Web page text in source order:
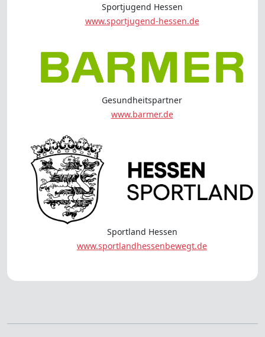
Sportjugend Hessen
www.sportjugend-hessen.de
Gesundheitspartner
www.barmer.de
Sportland Hessen
www.sportlandhessenbewegt.de